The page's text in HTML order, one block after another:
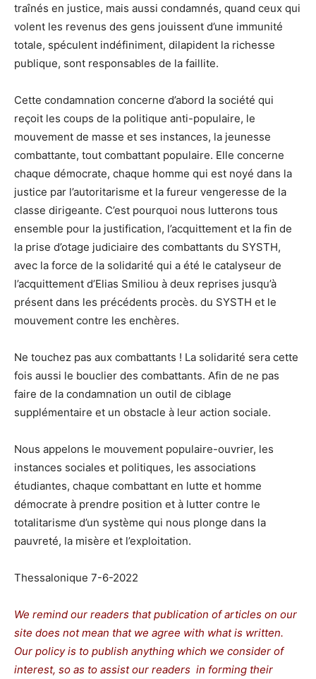
traînés en justice, mais aussi condamnés, quand ceux qui
volent les revenus des gens jouissent d’une immunité
totale, spéculent indéfiniment, dilapident la richesse
publique, sont responsables de la faillite.
Cette condamnation concerne d’abord la société qui
reçoit les coups de la politique anti-populaire, le
mouvement de masse et ses instances, la jeunesse
combattante, tout combattant populaire. Elle concerne
chaque démocrate, chaque homme qui est noyé dans la
justice par l’autoritarisme et la fureur vengeresse de la
classe dirigeante. C’est pourquoi nous lutterons tous
ensemble pour la justification, l’acquittement et la fin de
la prise d’otage judiciaire des combattants du SYSTH,
avec la force de la solidarité qui a été le catalyseur de
l’acquittement d’Elias Smiliou à deux reprises jusqu’à
présent dans les précédents procès. du SYSTH et le
mouvement contre les enchères.
Ne touchez pas aux combattants ! La solidarité sera cette
fois aussi le bouclier des combattants. Afin de ne pas
faire de la condamnation un outil de ciblage
supplémentaire et un obstacle à leur action sociale.
Nous appelons le mouvement populaire-ouvrier, les
instances sociales et politiques, les associations
étudiantes, chaque combattant en lutte et homme
démocrate à prendre position et à lutter contre le
totalitarisme d’un système qui nous plonge dans la
pauvreté, la misère et l’exploitation.
Thessalonique 7-6-2022
We remind our readers that publication of articles on our
site does not mean that we agree with what is written.
Our policy is to publish anything which we consider of
interest, so as to assist our readers in forming their